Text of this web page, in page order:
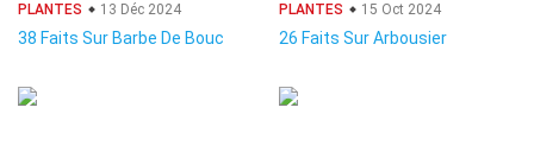
PLANTES 13 Déc 2024
38 Faits Sur Barbe De Bouc
PLANTES 15 Oct 2024
26 Faits Sur Arbousier